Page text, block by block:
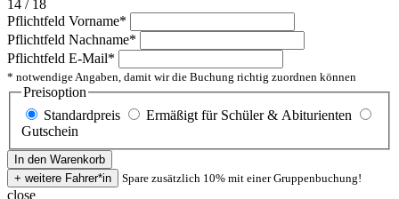
14 / 18
Pflichtfeld Vorname*
Pflichtfeld Nachname*
Pflichtfeld E-Mail*
* notwendige Angaben, damit wir die Buchung richtig zuordnen können
Preisoption
Standardpreis
Ermäßigt für Schüler & Abiturienten
Gutschein
Spare zusätzlich 10% mit einer Gruppenbuchung!
close